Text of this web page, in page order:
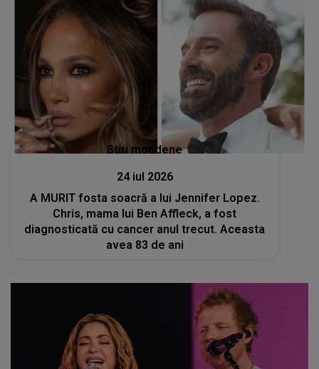
Stiri mondene
24 iul 2026
A MURIT fosta soacră a lui Jennifer Lopez.
Chris, mama lui Ben Affleck, a fost
diagnosticată cu cancer anul trecut. Aceasta
avea 83 de ani